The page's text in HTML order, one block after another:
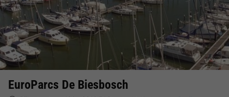
EuroParcs De Biesbosch